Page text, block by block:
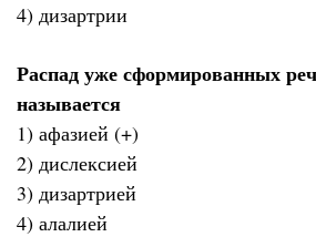
4) дизартрии
Распад уже сформированных
называется
1) афазией (+)
2) дислексией
3) дизартрией
4) алалией